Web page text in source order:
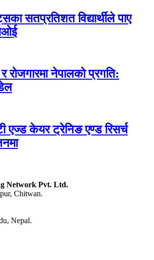
सतप्रतिशत विद्यार्थीले पाए
र रोजगारमा नेपालको प्रगति:
एज्ड केयर ट्रेनिङ एण्ड रिसर्च
Network Pvt. Ltd.
Chitwan.
Nepal.